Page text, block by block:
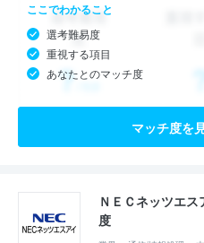
ここでわかること
選考難易度
重視する項目
あなたとのマッチ度
マッチ度を
ＮＥＣネッツエ
度